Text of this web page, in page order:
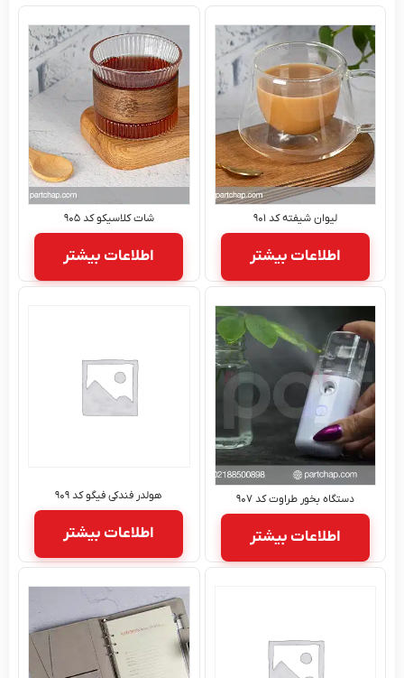
لیوان شیفته کد ۹۰۱
اطلاعات بیشتر
شات کلاسیکو کد ۹۰۵
اطلاعات بیشتر
بخور طراوت کد ۹۰۷
اطلاعات بیشتر
هولدر فندکی فیگو کد ۹۰۹
اطلاعات بیشتر